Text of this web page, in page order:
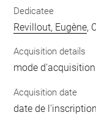
Dedicatee
Revillout, Eugène,
Acquisition details
mode
Acquisition date
date de